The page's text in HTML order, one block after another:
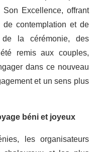
Excellence, offrant
contemplation et de
la cérémonie, des
remis aux couples,
dans ce nouveau
et un sens plus
béni et joyeux
les organisateurs